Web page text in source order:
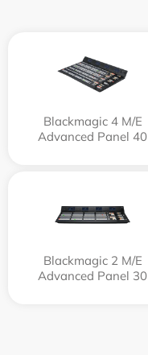
Blackmagic 4 M/E
Advanced Panel 40
Blackmagic 2 M/E
Advanced Panel 30